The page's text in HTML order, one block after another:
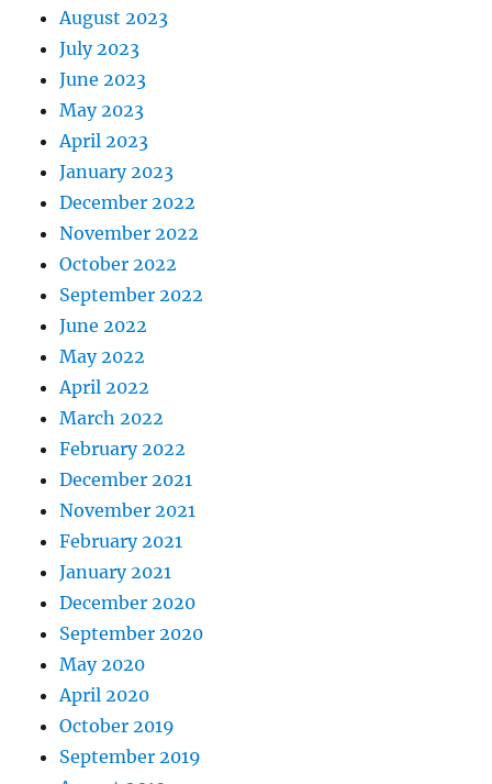
August 2023
July 2023
June 2023
May 2023
April 2023
January 2023
December 2022
November 2022
October 2022
September 2022
June 2022
May 2022
April 2022
March 2022
February 2022
December 2021
November 2021
February 2021
January 2021
December 2020
September 2020
May 2020
April 2020
October 2019
September 2019